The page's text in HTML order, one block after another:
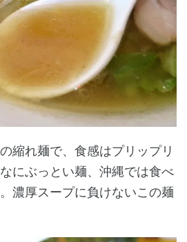
縮れ麺で、食感はプリップリ
にぶっとい麺、沖縄では食べ
濃厚スープに負けないこの麺